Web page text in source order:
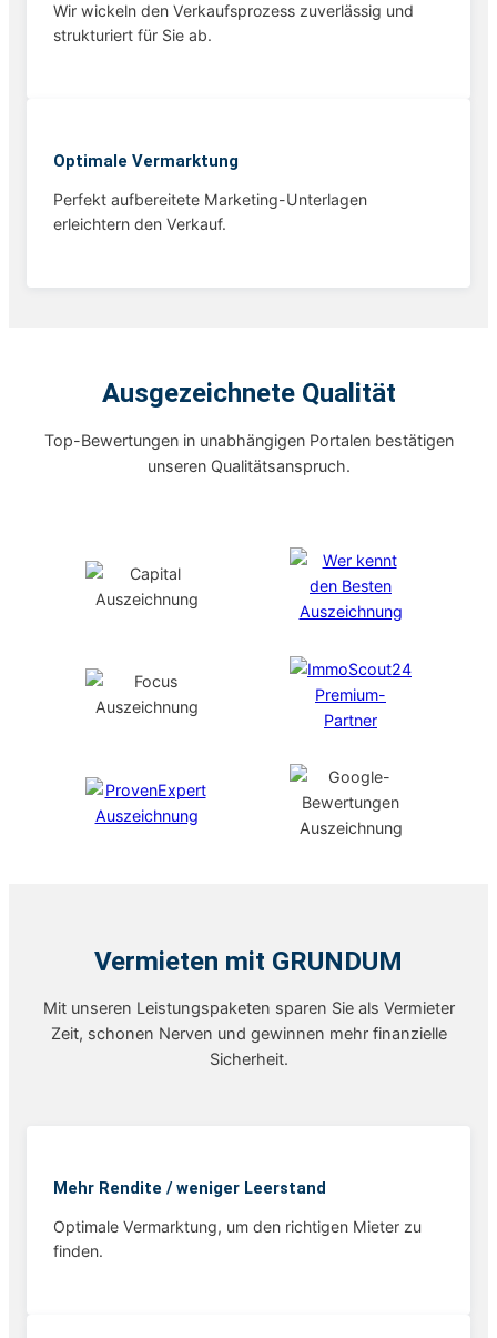
Wir wickeln den Verkaufsprozess zuverlässig und
strukturiert für Sie ab.
Optimale Vermarktung
Perfekt aufbereitete Marketing-Unterlagen
erleichtern den Verkauf.
Ausgezeichnete Qualität
Top-Bewertungen in unabhängigen Portalen bestätigen
unseren Qualitätsanspruch.
Vermieten mit GRUNDUM
Mit unseren Leistungspaketen sparen Sie als Vermieter
Zeit, schonen Nerven und gewinnen mehr finanzielle
Sicherheit.
Mehr Rendite / weniger Leerstand
Optimale Vermarktung, um den richtigen Mieter zu
finden.